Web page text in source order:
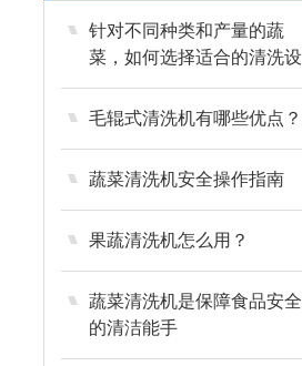
针对不同种类和产量的蔬
菜，如何选择适合的清洗设
备？
毛辊式清洗机有哪些优点？
蔬菜清洗机安全操作指南
果蔬清洗机怎么用？
蔬菜清洗机是保障食品安全
的清洁能手